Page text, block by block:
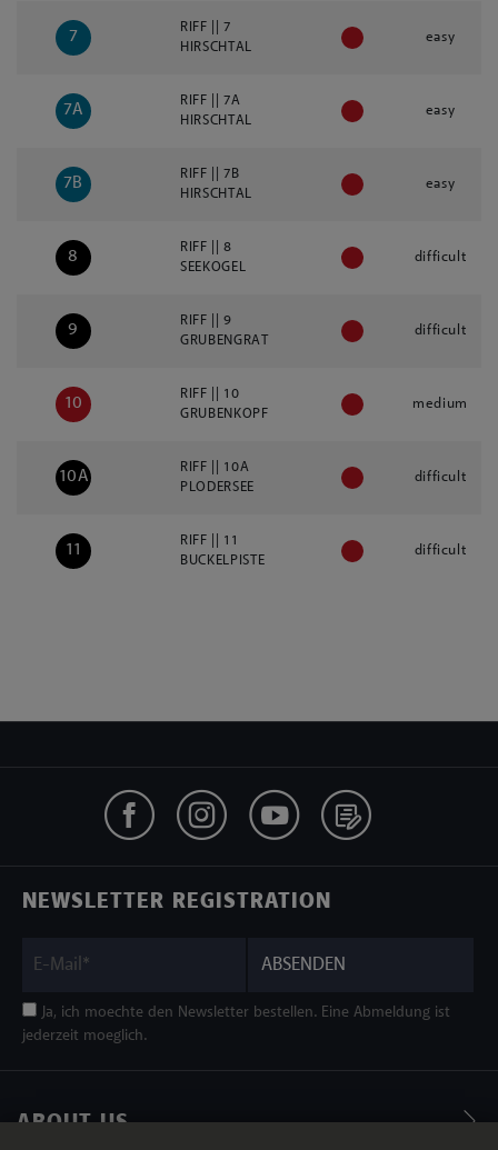
7
RIFF || 7
HIRSCHTAL
easy
7A
RIFF || 7A
HIRSCHTAL
easy
7B
RIFF || 7B
HIRSCHTAL
easy
8
RIFF || 8
SEEKOGEL
difficult
9
RIFF || 9
GRUBENGRAT
difficult
10
RIFF || 10
GRUBENKOPF
medium
10A
RIFF || 10A
PLODERSEE
difficult
11
RIFF || 11
BUCKELPISTE
difficult
NEWSLETTER REGISTRATION
ABSENDEN
Ja, ich moechte den Newsletter bestellen. Eine Abmeldung ist
jederzeit moeglich.
ABOUT US